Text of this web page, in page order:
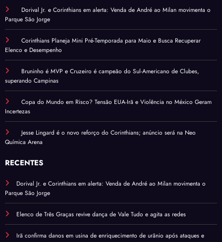
Dorival Jr. e Corinthians em alerta: Venda de André ao Milan movimenta o
Parque São Jorge
Corinthians Planeja Mini Pré-Temporada para Maio e Busca Recuperar
Elenco e Desempenho
Bruninho é MVP e Cruzeiro é campeão do Sul-Americano de Clubes,
superando Campinas
Copa do Mundo em Risco? Tensão EUA-Irã e Violência no México Geram
Incertezas
Jesse Lingard é o novo reforço do Corinthians; anúncio será na Neo
Química Arena
RECENTES
Dorival Jr. e Corinthians em alerta: Venda de André ao Milan movimenta o
Parque São Jorge
Elenco de Três Graças revive dança de Vale Tudo e agita as redes
Irã confirma danos em usina de enriquecimento de urânio após ataques e